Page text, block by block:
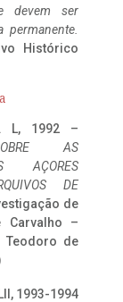
devem ser
permanente.
Histórico
L, 1992 –
AS
AÇORES
DE
de
Carvalho –
Teodoro de
1993-1994